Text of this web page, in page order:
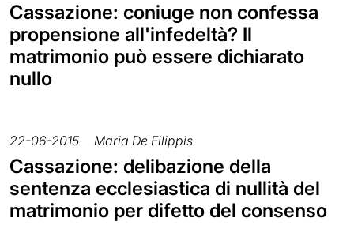
Cassazione: coniuge non confessa
propensione all'infedeltà? Il
matrimonio può essere dichiarato
nullo
22-06-2015 Maria De Filippis
Cassazione: delibazione della
sentenza ecclesiastica di nullità del
matrimonio per difetto del consenso